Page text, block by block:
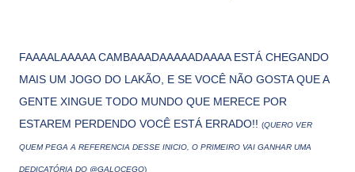
FAAAALAAAAA CAMBAAADAAAAADAAAA ESTÁ CHEGANDO
MAIS UM JOGO DO LAKÃO, E SE VOCÊ NÃO GOSTA QUE A
GENTE XINGUE TODO MUNDO QUE MERECE POR
ESTAREM PERDENDO VOCÊ ESTÁ ERRADO!! (QUERO VER
QUEM PEGA A REFERENCIA DESSE INICIO, O PRIMEIRO VAI GANHAR UMA
DEDICATÓRIA DO @GALOCEGO)